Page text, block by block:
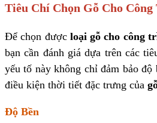
Tiêu Chí Chọn Gỗ Cho
Để chọn được loại gỗ cho công
bạn cần đánh giá dựa trên các
yếu tố này không chỉ đảm bảo
điều kiện thời tiết đặc trưng của
Độ Bền